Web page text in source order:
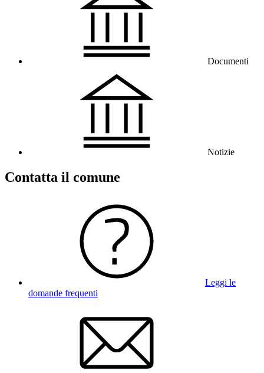
Documenti
Notizie
Contatta il comune
Leggi le
domande frequenti